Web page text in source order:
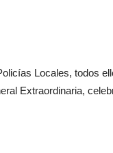
Locales, todos
Extraordinaria,